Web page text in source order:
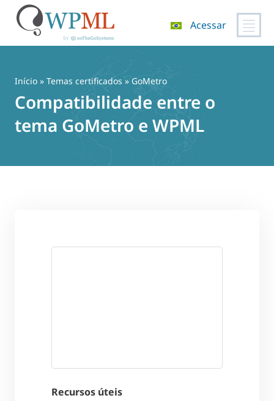
Acessar
Início » Temas certificados » GoMetro
Compatibilidade entre o
tema GoMetro e WPML
Recursos úteis